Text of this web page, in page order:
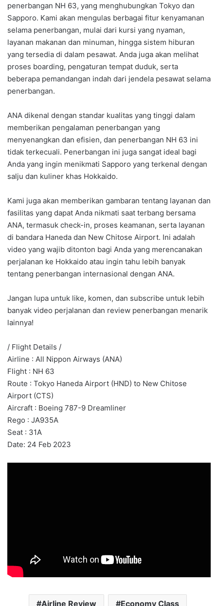
penerbangan NH 63, yang menghubungkan Tokyo dan
Sapporo. Kami akan mengulas berbagai fitur kenyamanan
selama penerbangan, mulai dari kursi yang nyaman,
layanan makanan dan minuman, hingga sistem hiburan
yang tersedia di dalam pesawat. Anda juga akan melihat
proses boarding, pengaturan tempat duduk, serta
beberapa pemandangan indah dari jendela pesawat selama
penerbangan.
ANA dikenal dengan standar kualitas yang tinggi dalam
memberikan pengalaman penerbangan yang
menyenangkan dan efisien, dan penerbangan NH 63 ini
tidak terkecuali. Penerbangan ini juga sangat ideal bagi
Anda yang ingin menikmati Sapporo yang terkenal dengan
salju dan kuliner khas Hokkaido.
Kami juga akan memberikan gambaran tentang layanan dan
fasilitas yang dapat Anda nikmati saat terbang bersama
ANA, termasuk check-in, proses keamanan, serta layanan
di bandara Haneda dan New Chitose Airport. Ini adalah
video yang wajib ditonton bagi Anda yang merencanakan
perjalanan ke Hokkaido atau ingin tahu lebih banyak
tentang penerbangan internasional dengan ANA.
Jangan lupa untuk like, komen, dan subscribe untuk lebih
banyak video perjalanan dan review penerbangan menarik
lainnya!
/ Flight Details /
Airline : All Nippon Airways (ANA)
Flight : NH 63
Route : Tokyo Haneda Airport (HND) to New Chitose
Airport (CTS)
Aircraft : Boeing 787-9 Dreamliner
Rego : JA935A
Seat : 31A
Date: 24 Feb 2023
Airline Review Economy Class